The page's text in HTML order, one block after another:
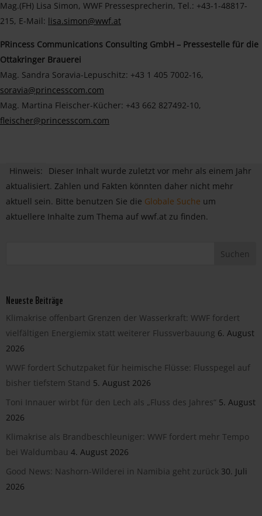
Mag.(FH) Lisa Simon, WWF Pressesprecherin, Tel.: +43-1-48817-
215, E-Mail: lisa.simon@wwf.at
PRincess Communications Consulting GmbH – Pressestelle für die
Ottakringer Brauerei
Mag. Sandra Soravia-Lepuschitz: +43 1 405 7002-16,
soravia@princesscom.com
Mag. Martina Fleischer-Kücher: +43 662 827492-10,
fleischer@princesscom.com
Hinweis:
Dieser Inhalt wurde zuletzt vor mehr als einem Jahr
aktualisiert. Zahlen und Fakten könnten daher nicht mehr
aktuell sein. Bitte benutzen Sie die Globale Suche um
aktuellere Inhalte zum Thema auf wwf.at zu finden.
Neueste Beiträge
Klimakrise offenbart Grenzen der Wasserkraft: WWF fordert
vielfältigen Energiemix statt weiterer Flussverbauung 6. August
2026
WWF fordert Schutzpaket für heimische Flüsse: Flusspegel auf
bisher tiefstem Stand 5. August 2026
Toni Innauer wirbt für den Lech als „Fluss des Jahres“ 5. August
2026
Klimakrise als Brandbeschleuniger: WWF fordert mehr Tempo
bei Waldumbau 4. August 2026
Good News: Nashorn-Wilderei in Namibia geht zurück 30. Juli
2026